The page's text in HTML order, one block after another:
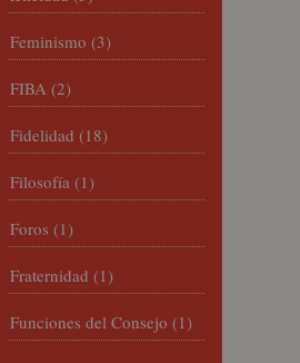
Feminismo (3)
FIBA (2)
Fidelidad (18)
Filosofía (1)
Foros (1)
Fraternidad (1)
Funciones del Consejo (1)